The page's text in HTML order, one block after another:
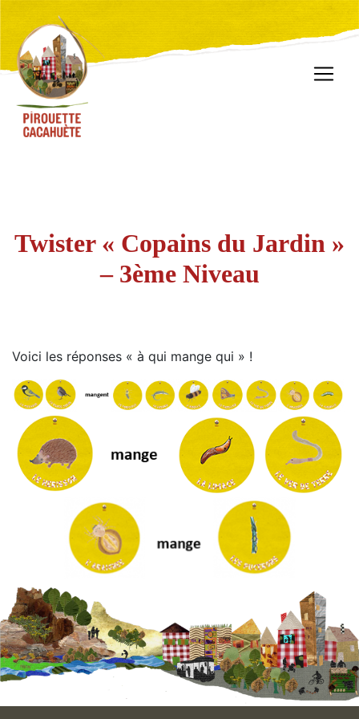
Twister « Copains du Jardin »
– 3ème Niveau
Voici les réponses « à qui mange qui » !